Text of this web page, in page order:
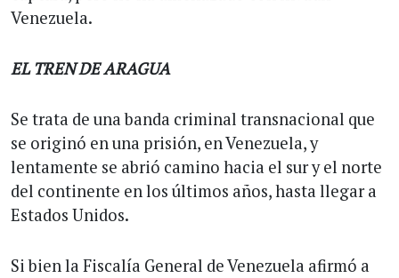
Venezuela.
EL TREN DE ARAGUA
Se trata de una banda criminal transnacional que
se originó en una prisión, en Venezuela, y
lentamente se abrió camino hacia el sur y el norte
del continente en los últimos años, hasta llegar a
Estados Unidos.
Si bien la Fiscalía General de Venezuela afirmó a